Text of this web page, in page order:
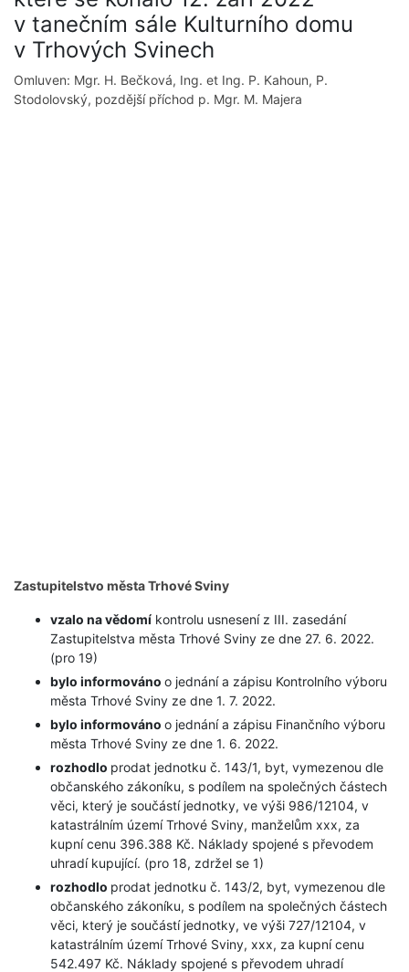
v tanečním sále Kulturního domu
v Trhových Svinech
Omluven: Mgr. H. Bečková, Ing. et Ing. P. Kahoun, P.
Stodolovský, pozdější příchod p. Mgr. M. Majera
Zastupitelstvo města Trhové Sviny
vzalo na vědomí kontrolu usnesení z III. zasedání
Zastupitelstva města Trhové Sviny ze dne 27. 6. 2022.
(pro 19)
bylo informováno o jednání a zápisu Kontrolního výboru
města Trhové Sviny ze dne 1. 7. 2022.
bylo informováno o jednání a zápisu Finančního výboru
města Trhové Sviny ze dne 1. 6. 2022.
rozhodlo prodat jednotku č. 143/1, byt, vymezenou dle
občanského zákoníku, s podílem na společných částech
věci, který je součástí jednotky, ve výši 986/12104, v
katastrálním území Trhové Sviny, manželům xxx, za
kupní cenu 396.388 Kč. Náklady spojené s převodem
uhradí kupující. (pro 18, zdržel se 1)
rozhodlo prodat jednotku č. 143/2, byt, vymezenou dle
občanského zákoníku, s podílem na společných částech
věci, který je součástí jednotky, ve výši 727/12104, v
katastrálním území Trhové Sviny, xxx, za kupní cenu
542.497 Kč. Náklady spojené s převodem uhradí